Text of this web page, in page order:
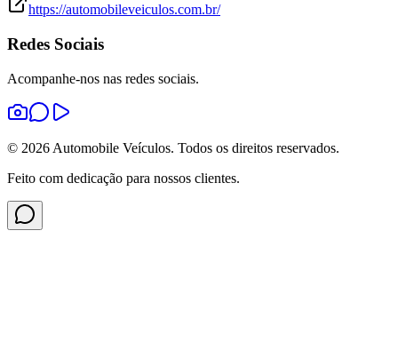
https://automobileveiculos.com.br/
Redes Sociais
Acompanhe-nos nas redes sociais.
© 2026 Automobile Veículos. Todos os direitos reservados.
Feito com dedicação para nossos clientes.